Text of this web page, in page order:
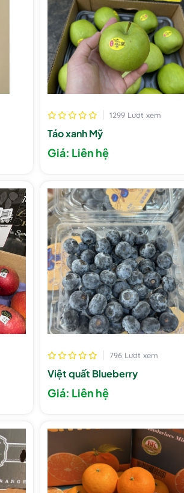
1299 Lượt xem
Táo xanh Mỹ
Giá: Liên hệ
796 Lượt xem
Việt quất Blueberry
Giá: Liên hệ